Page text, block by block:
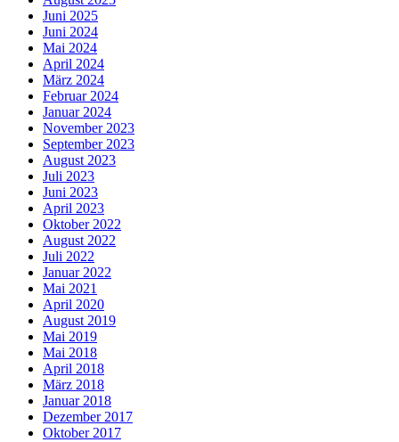
Juni 2025
Juni 2024
Mai 2024
April 2024
März 2024
Februar 2024
Januar 2024
November 2023
September 2023
August 2023
Juli 2023
Juni 2023
April 2023
Oktober 2022
August 2022
Juli 2022
Januar 2022
Mai 2021
April 2020
August 2019
Mai 2019
Mai 2018
April 2018
März 2018
Januar 2018
Dezember 2017
Oktober 2017